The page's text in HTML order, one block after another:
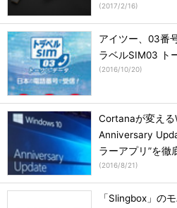
(2017/2/16)
アイツー、03番
ラベルSIM03 ト
(2016/10/20)
Cortanaが変え
Anniversary
ラーアプリ”を徹
(2016/8/21)
「Slingbox」の